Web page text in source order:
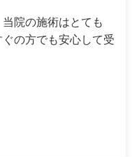
当院の施術はとても
の方でも安心して受